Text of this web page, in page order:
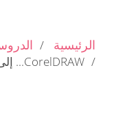
الرئيسية
CorelDRAW... إلى كل عشاق الجرافيكس